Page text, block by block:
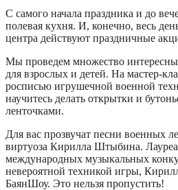
С самого начала праздника и до
полевая кухня. И, конечно, весь
центра действуют праздничные
Мы проведем множество
для взрослых и детей. На мастер-
росписью игрушечной военной
научитесь делать открытки и
ленточками.
Для вас прозвучат песни военных
виртуоза Кирилла Штыбина.
международных музыкальных
невероятной техникой игры,
БаянШоу. Это нельзя пропустить!